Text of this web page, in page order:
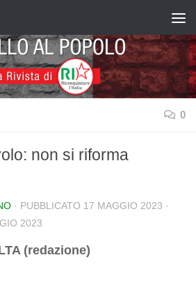
0
non si riforma
· PUBBLICATO 17 MAGGIO 2023 ·
2023
(redazione)